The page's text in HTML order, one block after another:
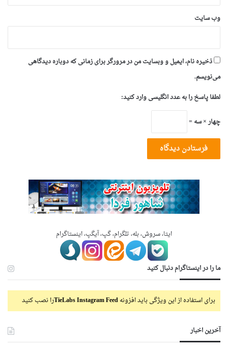
وب‌ سایت
ذخیره نام، ایمیل و وبسایت من در مرورگر برای زمانی که دوباره دیدگاهی
می‌نویسم.
لطفا پاسخ را به عدد انگلیسی وارد کنید:
چهار × سه =
ایتا، سروش، بله، تلگرام، گپ، آیگپ، اینستاگرام
ما را در اینستاگرام دنبال کنید
برای استفاده از این ویژگی باید افزونهTieLabs Instagram Feedرا نصب کنید
آخرین اخبار